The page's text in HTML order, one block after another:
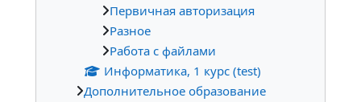
Первичная авторизация
Разное
Работа с файлами
Информатика, 1 курс (test)
Дополнительное образование